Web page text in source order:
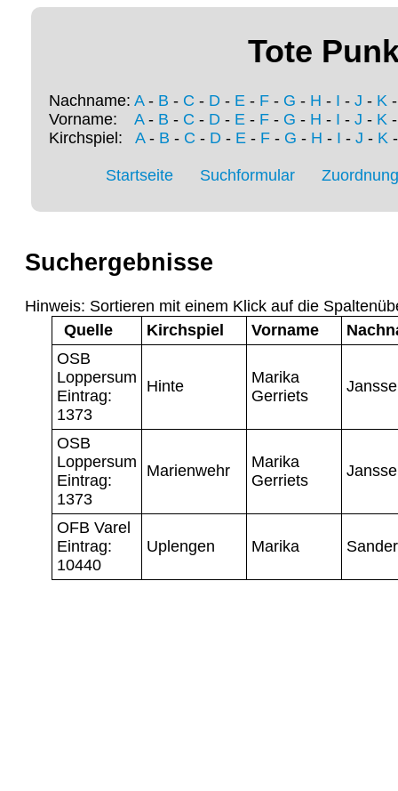
Tote
Nachname: A- B - C - D - E - F - G - H - I - J - K
Vorname: A- B - C - D - E - F - G - H - I - J - K
Kirchspiel: A- B - C - D- E- F- G - H - I - J - K
Startseite Suchformular
Suchergebnisse
Hinweis: Sortieren mit einem Klick auf die
Quelle
Kirchspiel Vorname
OSB
Loppersum
Eintrag:
1373
Hinte
Marika
Gerriets
OSB
Loppersum
Eintrag:
1373
Marienwehr
Marika
Gerriets
OFB Varel
Eintrag:
10440
Uplengen Marika